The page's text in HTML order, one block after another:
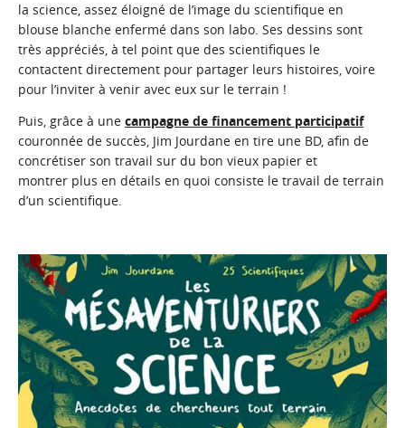
la science, assez éloigné de l’image du scientifique en
blouse blanche enfermé dans son labo. Ses dessins sont
très appréciés, à tel point que des scientifiques le
contactent directement pour partager leurs histoires, voire
pour l’inviter à venir avec eux sur le terrain !
Puis, grâce à une campagne de financement participatif
couronnée de succès, Jim Jourdane en tire une BD, afin de
concrétiser son travail sur du bon vieux papier et
montrer plus en détails en quoi consiste le travail de terrain
d’un scientifique.